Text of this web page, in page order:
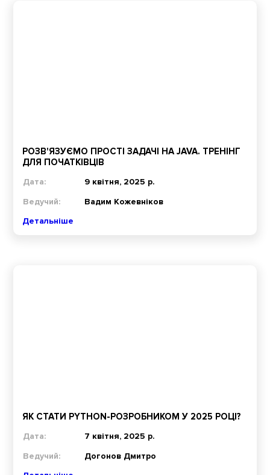
РОЗВ'ЯЗУЄМО ПРОСТІ ЗАДАЧІ НА JAVA. ТРЕНІНГ
ДЛЯ ПОЧАТКІВЦІВ
Дата:
9 квітня, 2025 р.
Ведучий:
Вадим Кожевніков
Детальніше
ЯК СТАТИ PYTHON-РОЗРОБНИКОМ У 2025 РОЦІ?
Дата:
7 квітня, 2025 р.
Ведучий:
Догонов Дмитро